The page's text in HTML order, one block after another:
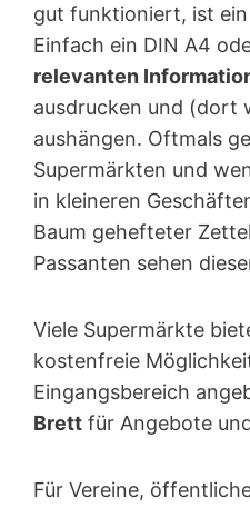
gut funktioniert, ist
Einfach ein DIN A4
relevanten
ausdrucken und (dort
aushängen. Oftmals
Supermärkten und
in kleineren
Baum gehefteter
Passanten sehen
Viele Supermärkte
kostenfreie
Eingangsbereich
Brett für Angebote
Für Vereine,